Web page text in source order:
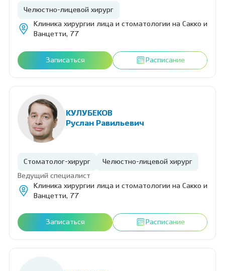
Челюстно-лицевой хирург
Клиника хирургии лица и стоматологии на Сакко и
Ванцетти, 77
Записаться Расписание
КУЛУБЕКОВ
Руслан Равильевич
Стоматолог-хирург
Челюстно-лицевой хирург
Ведущий специалист
Клиника хирургии лица и стоматологии на Сакко и
Ванцетти, 77
Записаться Расписание